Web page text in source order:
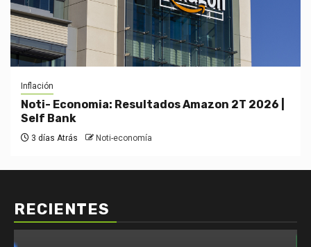
Inflación
Noti- Economia: Resultados Amazon 2T 2026 |
Self Bank
3 días Atrás Noti-economía
RECIENTES